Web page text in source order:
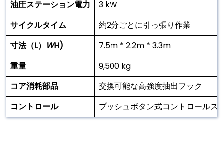
油圧ステーション電力
3 kW
サイクルタイム
約2分ごとに引っ張り作業
寸法（L） WH)
7.5m * 2.2m * 3.3m
重量
9,500 kg
コア消耗部品
交換可能な高強度抽出フック
コントロール
プッシュボタン式コントロールス